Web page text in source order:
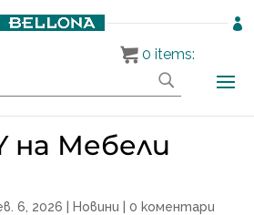

на Мебели
6, 2026 Новини |0 коментари
0 items: